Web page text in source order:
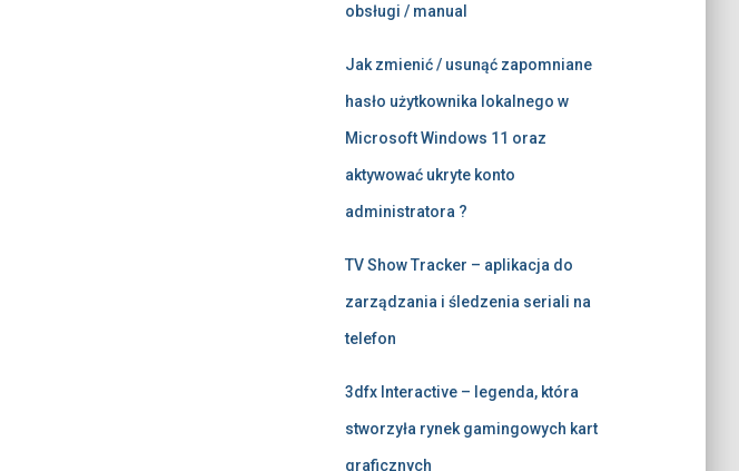
obsługi / manual
Jak zmienić / usunąć zapomniane
hasło użytkownika lokalnego w
Microsoft Windows 11 oraz
aktywować ukryte konto
administratora ?
TV Show Tracker – aplikacja do
zarządzania i śledzenia seriali na
telefon
3dfx Interactive – legenda, która
stworzyła rynek gamingowych kart
graficznych